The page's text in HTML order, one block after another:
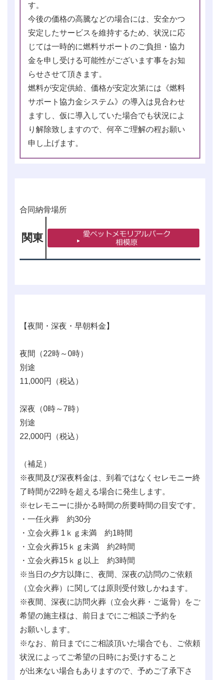
す。
今後の価格の高騰などの場合には、安全かつ
安定したサービスを維持するため、状況に応
じては一時的に燃料サポートのご負担・協力
金を申し受ける可能性がございます事をお知
らせさせて頂きます。
燃料が安定供給、価格が安定次第には《燃料
サポート協力金システム》の導入は見合わせ
ますし、仮に導入していた場合でも状況によ
り解除致しますので、何卒ご理解の程お願い
申し上げます。
合同納骨場所
関東
【夜間・深夜・早朝料金】
夜間（22時～0時）
別途
11,000円（税込）
深夜（0時～7時）
別途
22,000円（税込）
（補足）
※夜間及び深夜料金は、到着ではなくセレモニー終
了時間が22時を超える場合に発生します。
※セレモニーに掛かる時間の所要時間の目安です。
・一任火葬 約30分
・立会火葬 1ｋｇ未満 約1時間
・立会火葬15ｋｇ未満 約2時間
・立会火葬15ｋｇ以上 約3時間
※当日の夕方以降に、夜間、深夜の訪問のご依頼
（立会火葬）に関しては原則受付致しかねます。
※夜間、深夜に訪問火葬（立会火葬・ご返骨）をご
希望の施主様は、前日までにご相談ご予約を
お願いします。
※なお、前日までにご相談頂いた場合でも、ご依頼
状況によってご希望の日時にお受けすること
が出来ない場合もありますので、予めご了承下さ